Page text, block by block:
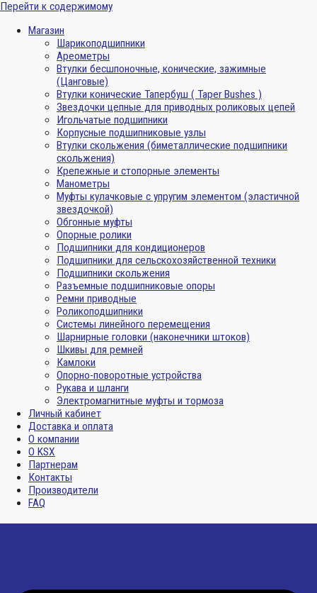
Перейти к содержимому
Магазин
Шарикоподшипники
Ареометры
Втулки бесшпоночные, конические, зажимные
(Цанговые)
Втулки конические Тапербуш ( Taper Bushes )
Звездочки цепные для приводных роликовых цепей
Игольчатые подшипники
Корпусные подшипниковые узлы
Втулки скольжения (биметаллические подшипники
скольжения)
Крепежные и стопорные элементы
Манометры
Муфты кулачковые с упругим элементом (эластичной
звездочкой)
Обгонные муфты
Опорные ролики
Подшипники для кондиционеров
Подшипники для сельскохозяйственной техники
Подшипники скольжения
Разъемные подшипниковые опоры
Ремни приводные
Роликоподшипники
Системы линейного перемещения
Шарнирные головки (наконечники штоков)
Шкивы для ремней
Камлоки
Опорно-поворотные устройства
Рукава и шланги
Электромагнитные муфты и тормоза
Личный кабинет
Доставка и оплата
О компании
О KSX
Партнерам
Контакты
Производители
FAQ